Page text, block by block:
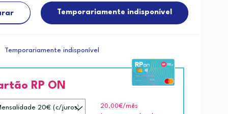
Temporariamente indisponível
Temporariamente indisponível
RP ON
20,00€/mês